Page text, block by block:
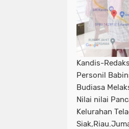
Kandis-
Personil
Budiasa
Nilai nilai
Kelurahan